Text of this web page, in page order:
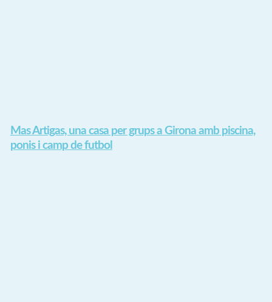
​Mas Artigas, una casa per grups a Girona amb piscina,
ponis i camp de futbol